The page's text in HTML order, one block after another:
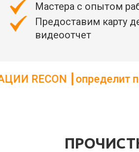
Мастера с опытом
Предоставим карту
видеоотчет
поломку